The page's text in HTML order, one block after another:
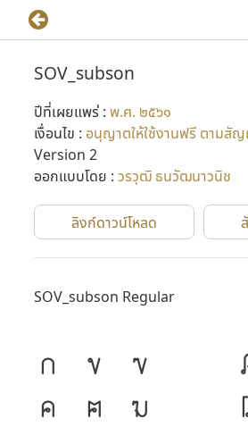
SOV_subson
ปีที่เผยแพร่ : พ.ศ. ๒๕๖๑
เงื่อนไข : อนุญาตให้ใช้งานฟรี ตามสั
Version 2
ออกแบบโดย : วรวุฒิ ธนวัฒนาวนิช
ลิงก์ดาวน์โหลด
SOV_subson Regular
ก ข
ฃ
ค
ฅ
ฆ